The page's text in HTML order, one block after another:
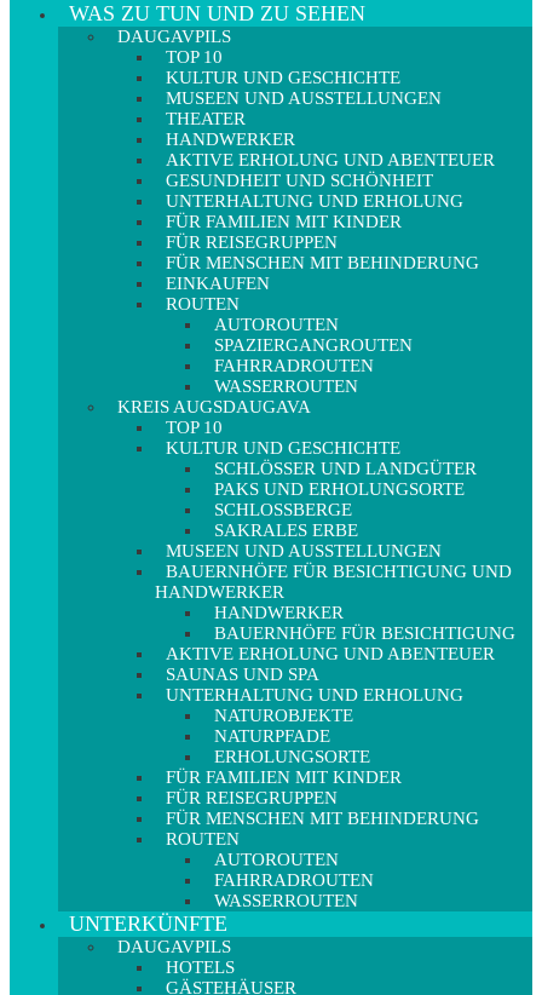
WAS ZU TUN UND ZU SEHEN
DAUGAVPILS
TOP 10
KULTUR UND GESCHICHTE
MUSEEN UND AUSSTELLUNGEN
THEATER
HANDWERKER
AKTIVE ERHOLUNG UND ABENTEUER
GESUNDHEIT UND SCHÖNHEIT
UNTERHALTUNG UND ERHOLUNG
FÜR FAMILIEN MIT KINDER
FÜR REISEGRUPPEN
FÜR MENSCHEN MIT BEHINDERUNG
EINKAUFEN
ROUTEN
AUTOROUTEN
SPAZIERGANGROUTEN
FAHRRADROUTEN
WASSERROUTEN
KREIS AUGSDAUGAVA
TOP 10
KULTUR UND GESCHICHTE
SCHLÖSSER UND LANDGÜTER
PAKS UND ERHOLUNGSORTE
SCHLOSSBERGE
SAKRALES ERBE
MUSEEN UND AUSSTELLUNGEN
BAUERNHÖFE FÜR BESICHTIGUNG UND
HANDWERKER
HANDWERKER
BAUERNHÖFE FÜR BESICHTIGUNG
AKTIVE ERHOLUNG UND ABENTEUER
SAUNAS UND SPA
UNTERHALTUNG UND ERHOLUNG
NATUROBJEKTE
NATURPFADE
ERHOLUNGSORTE
FÜR FAMILIEN MIT KINDER
FÜR REISEGRUPPEN
FÜR MENSCHEN MIT BEHINDERUNG
ROUTEN
AUTOROUTEN
FAHRRADROUTEN
WASSERROUTEN
UNTERKÜNFTE
DAUGAVPILS
HOTELS
GÄSTEHÄUSER